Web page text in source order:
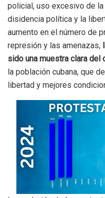
policial, uso excesivo de
disidencia política y la
aumento en el número de
represión y las amenazas,
sido una muestra clara
la población cubana, que
libertad y mejores